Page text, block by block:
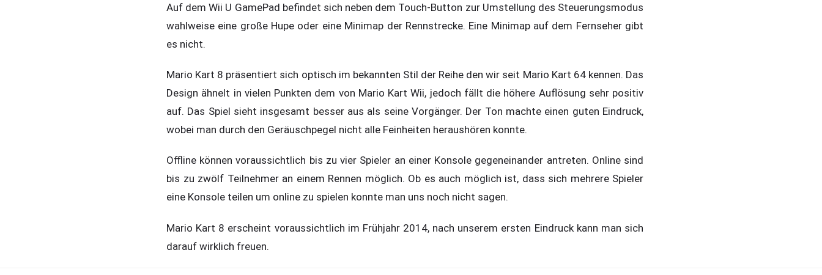
Auf dem Wii U GamePad befindet sich neben dem Touch-Button zur Umstellung des Steuerungsmodus
wahlweise eine große Hupe oder eine Minimap der Rennstrecke. Eine Minimap auf dem Fernseher gibt
es nicht.
Mario Kart 8 präsentiert sich optisch im bekannten Stil der Reihe den wir seit Mario Kart 64 kennen. Das
Design ähnelt in vielen Punkten dem von Mario Kart Wii, jedoch fällt die höhere Auflösung sehr positiv
auf. Das Spiel sieht insgesamt besser aus als seine Vorgänger. Der Ton machte einen guten Eindruck,
wobei man durch den Geräuschpegel nicht alle Feinheiten heraushören konnte.
Offline können voraussichtlich bis zu vier Spieler an einer Konsole gegeneinander antreten. Online sind
bis zu zwölf Teilnehmer an einem Rennen möglich. Ob es auch möglich ist, dass sich mehrere Spieler
eine Konsole teilen um online zu spielen konnte man uns noch nicht sagen.
Mario Kart 8 erscheint voraussichtlich im Frühjahr 2014, nach unserem ersten Eindruck kann man sich
darauf wirklich freuen.